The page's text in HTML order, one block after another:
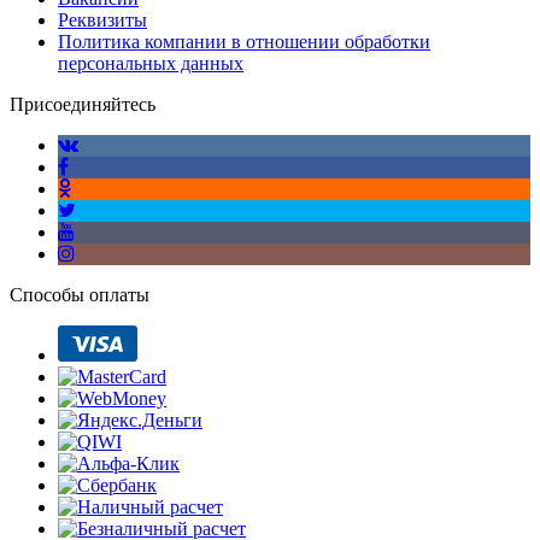
Реквизиты
Политика компании в отношении обработки
персональных данных
Присоединяйтесь
Способы оплаты